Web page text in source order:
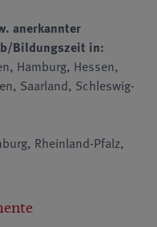
anerkannter
Bildungszeit in:
Hamburg, Hessen,
Saarland, Schleswig-
Rheinland-Pfalz,